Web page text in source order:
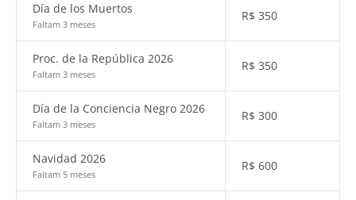
Día de los Muertos
Faltam 3 meses
R$ 350
Proc. de la República 2026
Faltam 3 meses
R$ 350
Día de la Conciencia Negro 2026
Faltam 3 meses
R$ 300
Navidad 2026
Faltam 5 meses
R$ 600